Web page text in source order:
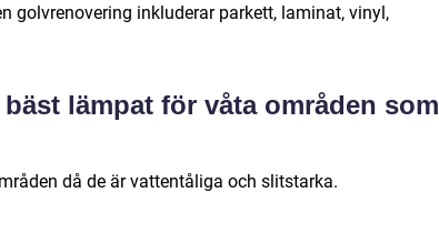
golvrenovering inkluderar parkett, laminat, vinyl,
lämpat för våta områden som
då de är vattentåliga och slitstarka.